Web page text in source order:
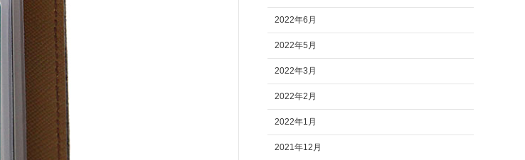
2022年6月
2022年5月
2022年3月
2022年2月
2022年1月
2021年12月